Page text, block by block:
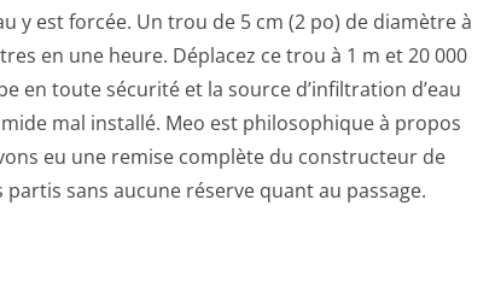
y est forcée. Un trou de 5 cm (2 po) de diamètre à
en une heure. Déplacez ce trou à 1 m et 20 000
en toute sécurité et la source d’infiltration d’eau
mal installé. Meo est philosophique à propos
eu une remise complète du constructeur de
sans aucune réserve quant au passage.